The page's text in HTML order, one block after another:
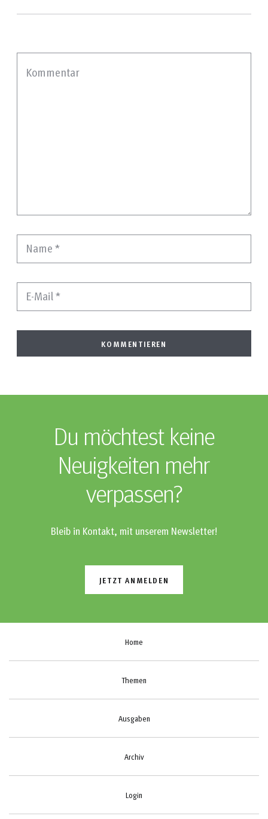
Kommentar
Name*
E-Mail*
Du möchtest keine
Neuigkeiten mehr
verpassen?
Bleib in Kontakt, mit unserem Newsletter!
JETZT ANMELDEN
Home
Themen
Ausgaben
Archiv
Login